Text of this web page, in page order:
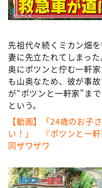
朝だ！生です旅サラダ
ＬＩＦＥ～夢のカタ
新婚さんいらっしゃ
ポツンと一軒家
ザキ山小屋本館
ぺこぱのまるスポ
アナ回覧板
先祖代々続くミカン畑
妻に先立たれてしまっ
奥にポツンと佇む一軒
も山奥なため、彼が事
が“ポツンと一軒家”ま
という。
【動画】「24歳のお子
い！」 『ポツンと一軒
同ザワザワ